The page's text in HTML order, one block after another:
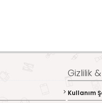
Gizlilik
Kullanım